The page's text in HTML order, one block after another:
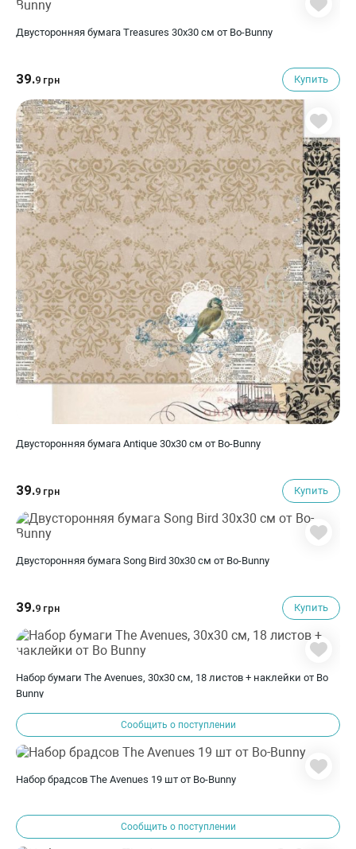
Двусторонняя бумага Treasures 30х30 см от Bo-Bunny
39.9 грн Купить
Двусторонняя бумага Antique 30х30 см от Bo-Bunny
39.9 грн Купить
Двусторонняя бумага Song Bird 30х30 см от Bo-Bunny
39.9 грн Купить
Набор бумаги The Avenues, 30х30 см, 18 листов + наклейки от Bo
Bunny
Сообщить о поступлении
Набор брадсов The Avenues 19 шт от Bo-Bunny
Сообщить о поступлении